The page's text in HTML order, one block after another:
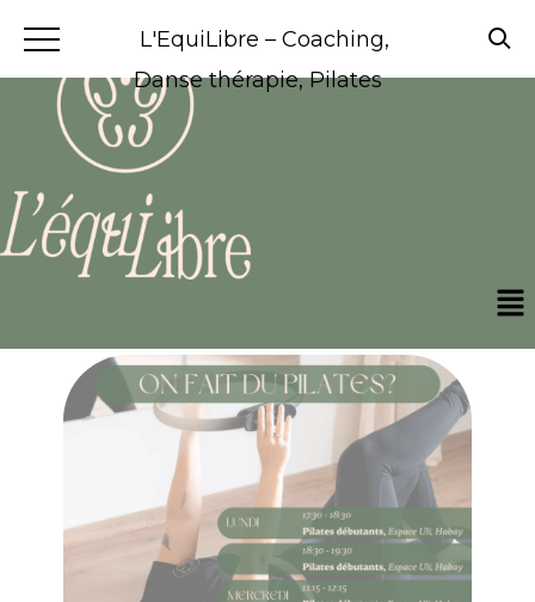
L'EquiLibre – Coaching,
Danse thérapie, Pilates